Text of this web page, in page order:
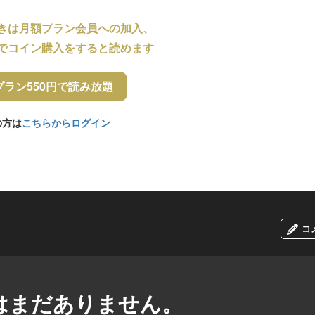
は月額プラン会員への加入、
コイン購入をすると読めます
ラン550円で読み放題
はこちらからログイン
コ
だありません。